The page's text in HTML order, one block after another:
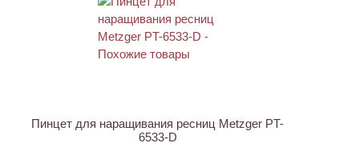
Пинцет для наращивания ресниц Metzger PT-
6533-D